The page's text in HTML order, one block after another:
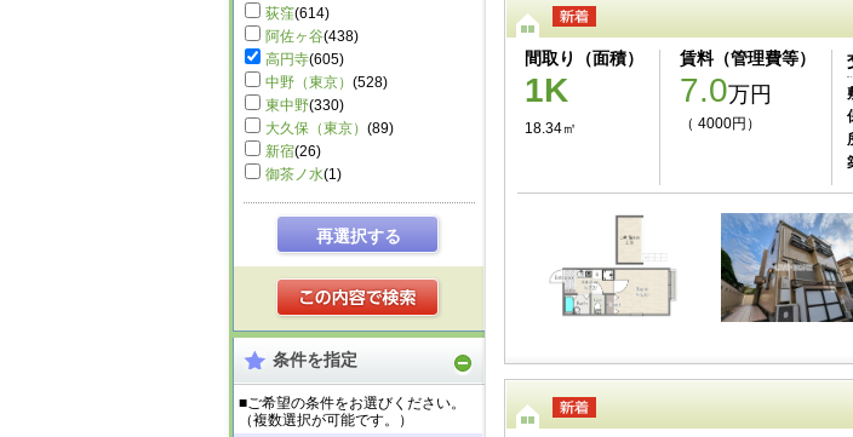
荻窪(614)
阿佐ヶ谷(438)
高円寺(605)
中野（東京） (528)
東中野(330)
大久保（東京） (89)
新宿(26)
御茶ノ水(1)
再選択する
条件を指定
■ご希望の条件をお選びください。
（複数選択が可能です。）
間取り（面積）
1K
18.34㎡
賃料（管理費等）
7.0万円
（ 4000円）